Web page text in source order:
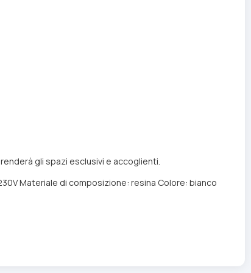
gli spazi esclusivi e accoglienti.
Materiale di composizione: resina Colore: bianco